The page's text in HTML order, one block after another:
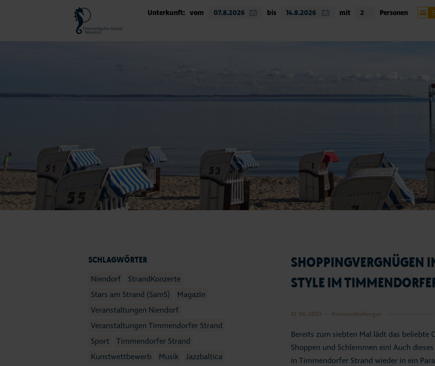
Unterkunft: vom bis mit Personen
SCHLAGWÖRTER
Niendorf
StrandKonzerte
Stars am Strand (SamS)
Magazin
Veranstaltungen Niendorf
Veranstaltungen Timmendorfer Strand
Sport
Timmendorfer Strand
Kunstwettbewerb
Musik Jazzbaltica
SHOPPINGVERGNÜGEN
STYLE IM
Bereits zum siebten Mal lädt das
Shoppen und Schlemmen ein! Auch
in Timmendorfer Strand wieder in ein